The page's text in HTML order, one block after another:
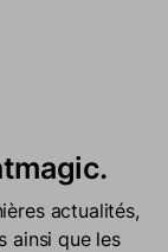
actualités,
ainsi que les